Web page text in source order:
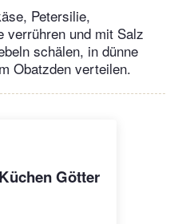
Petersilie,
verrühren und mit Salz
schälen, in dünne
Obatzden verteilen.
Küchen Götter